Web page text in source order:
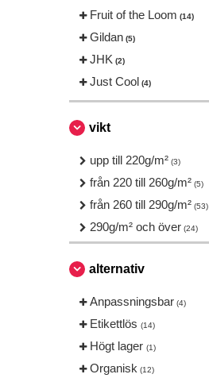
Fruit of the Loom (14)
Gildan (5)
JHK (2)
Just Cool (4)
Neutral (5)
Russell
Spiro
vikt
upp till 220g/m² (3)
från 220 till 260g/m² (5)
från 260 till 290g/m² (53)
290g/m² och över (24)
alternativ
Anpassningsbar (4)
Etikettlös (14)
Högt lager (1)
Organisk (12)